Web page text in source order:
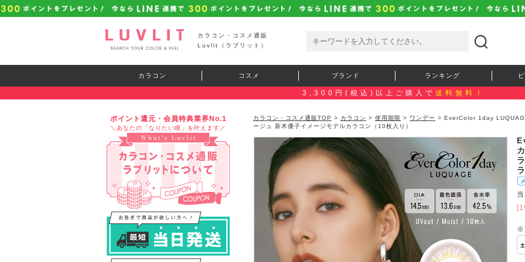
カラコン・コスメ通販
Luvlit（ラブリット）
カラコン コスメ ブランド ランキング
3,300円(税込)以上ご購入で 送料無料！
ポイント還元・会員特典業界No.1
＼あなたの「なりたい瞳」を叶えます／
カラコン・コスメ通販TOP > カラコン > 使用期限 > ワンデー > EverColor 1day
ージュ 新木優子イメージモデルカラコン（10枚入り）